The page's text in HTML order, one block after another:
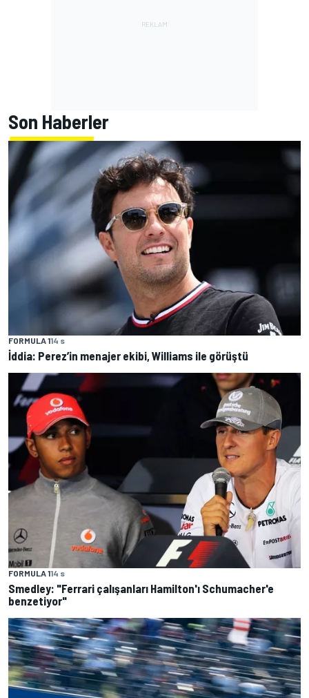
Son Haberler
FORMULA 114 s
İddia: Perez’in menajer ekibi, Williams ile görüştü
FORMULA 114 s
Smedley: "Ferrari çalışanları Hamilton'ı Schumacher'e
benzetiyor"